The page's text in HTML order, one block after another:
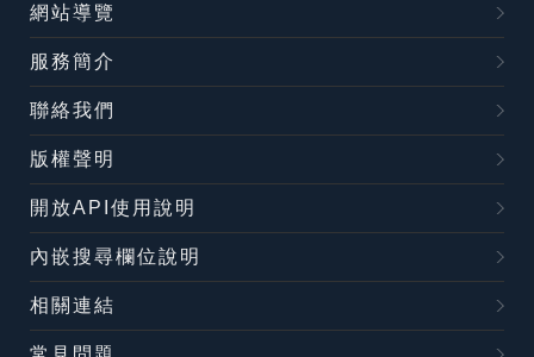
網站導覽
服務簡介
聯絡我們
版權聲明
開放API使用說明
內嵌搜尋欄位說明
相關連結